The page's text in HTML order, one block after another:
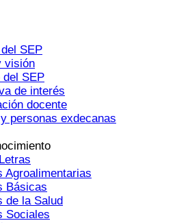
SEP
visión
del SEP
de interés
docente
personas exdecanas
Agroalimentarias
Básicas
de la Salud
Sociales